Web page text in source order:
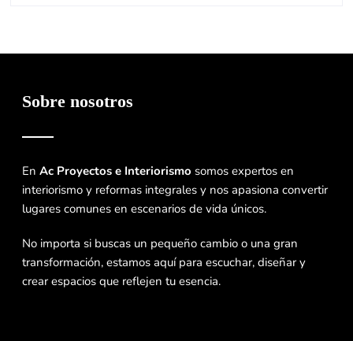
Sobre nosotros
EnAc Proyectos e Interiorismo somos expertos en
interiorismo y reformas integrales y nos apasiona convertir
lugares comunes en escenarios de vida únicos.
No importa si buscas un pequeño cambio o una gran
transformación, estamos aquí para escuchar, diseñar y
crear espacios que reflejen tu esencia.